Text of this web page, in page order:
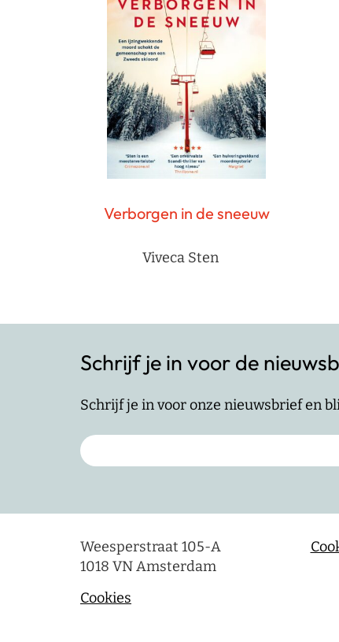
Verborgen in de sneeuw
Viveca Sten
Schrijf je in voor de
Schrijf je in voor onze nieuwsbrief en
Weesperstraat 105-A
1018 VN Amsterdam
Cookies